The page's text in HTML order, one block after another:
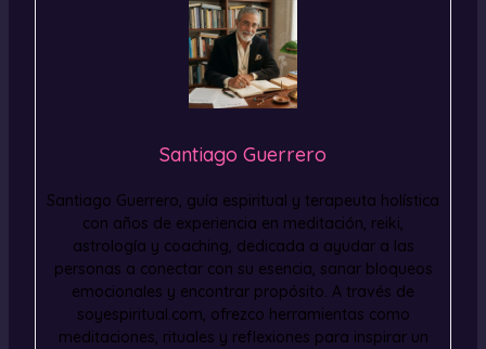
Santiago Guerrero
Santiago Guerrero, guía espiritual y terapeuta holística
con años de experiencia en meditación, reiki,
astrología y coaching, dedicada a ayudar a las
personas a conectar con su esencia, sanar bloqueos
emocionales y encontrar propósito. A través de
soyespiritual.com, ofrezco herramientas como
meditaciones, rituales y reflexiones para inspirar un